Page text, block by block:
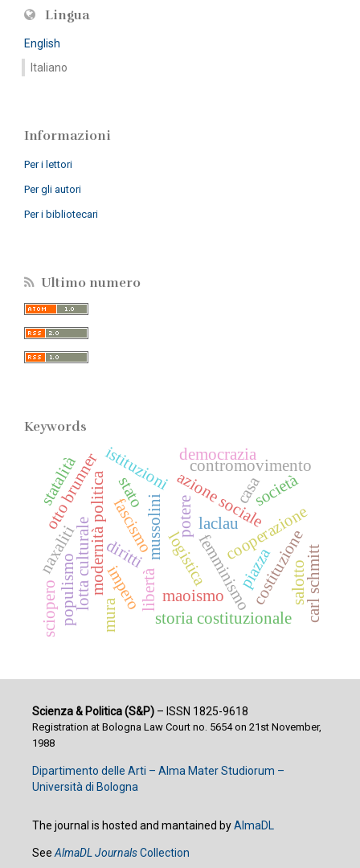
Lingua
English
Italiano
Informazioni
Per i lettori
Per gli autori
Per i bibliotecari
Ultimo numero
Keywords
femminismo
potere
libertà
diritti
modernità politica mussolini
lotta culturale fascismo cooperazione
azione sociale
contromovimento
stato
costituzione
storia costituzionale
otto brunner
impero logistica
statalità
carl schmitt
populismo
laclau
istituzioni
naxaliti
maoismo
sciopero
casa
piazza
mura
società
salotto
democrazia
Scienza & Politica (S&P)– ISSN 1825-9618
Registration at Bologna Law Court no. 5654 on 21st November,
1988
Dipartimento delle Arti – Alma Mater Studiorum –
Università di Bologna
The journal is hosted and mantained byAlmaDL
See AlmaDL JournalsCollection